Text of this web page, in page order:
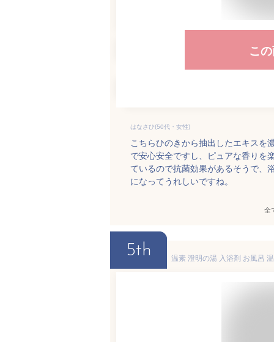
こ
はなさひ(50代・女性)
こちらひのきから抽出したエキスを
で安心安全ですし、ピュアな香りを
ているので抗菌効果があるそうで、
になってうれしいですね。
全
5th